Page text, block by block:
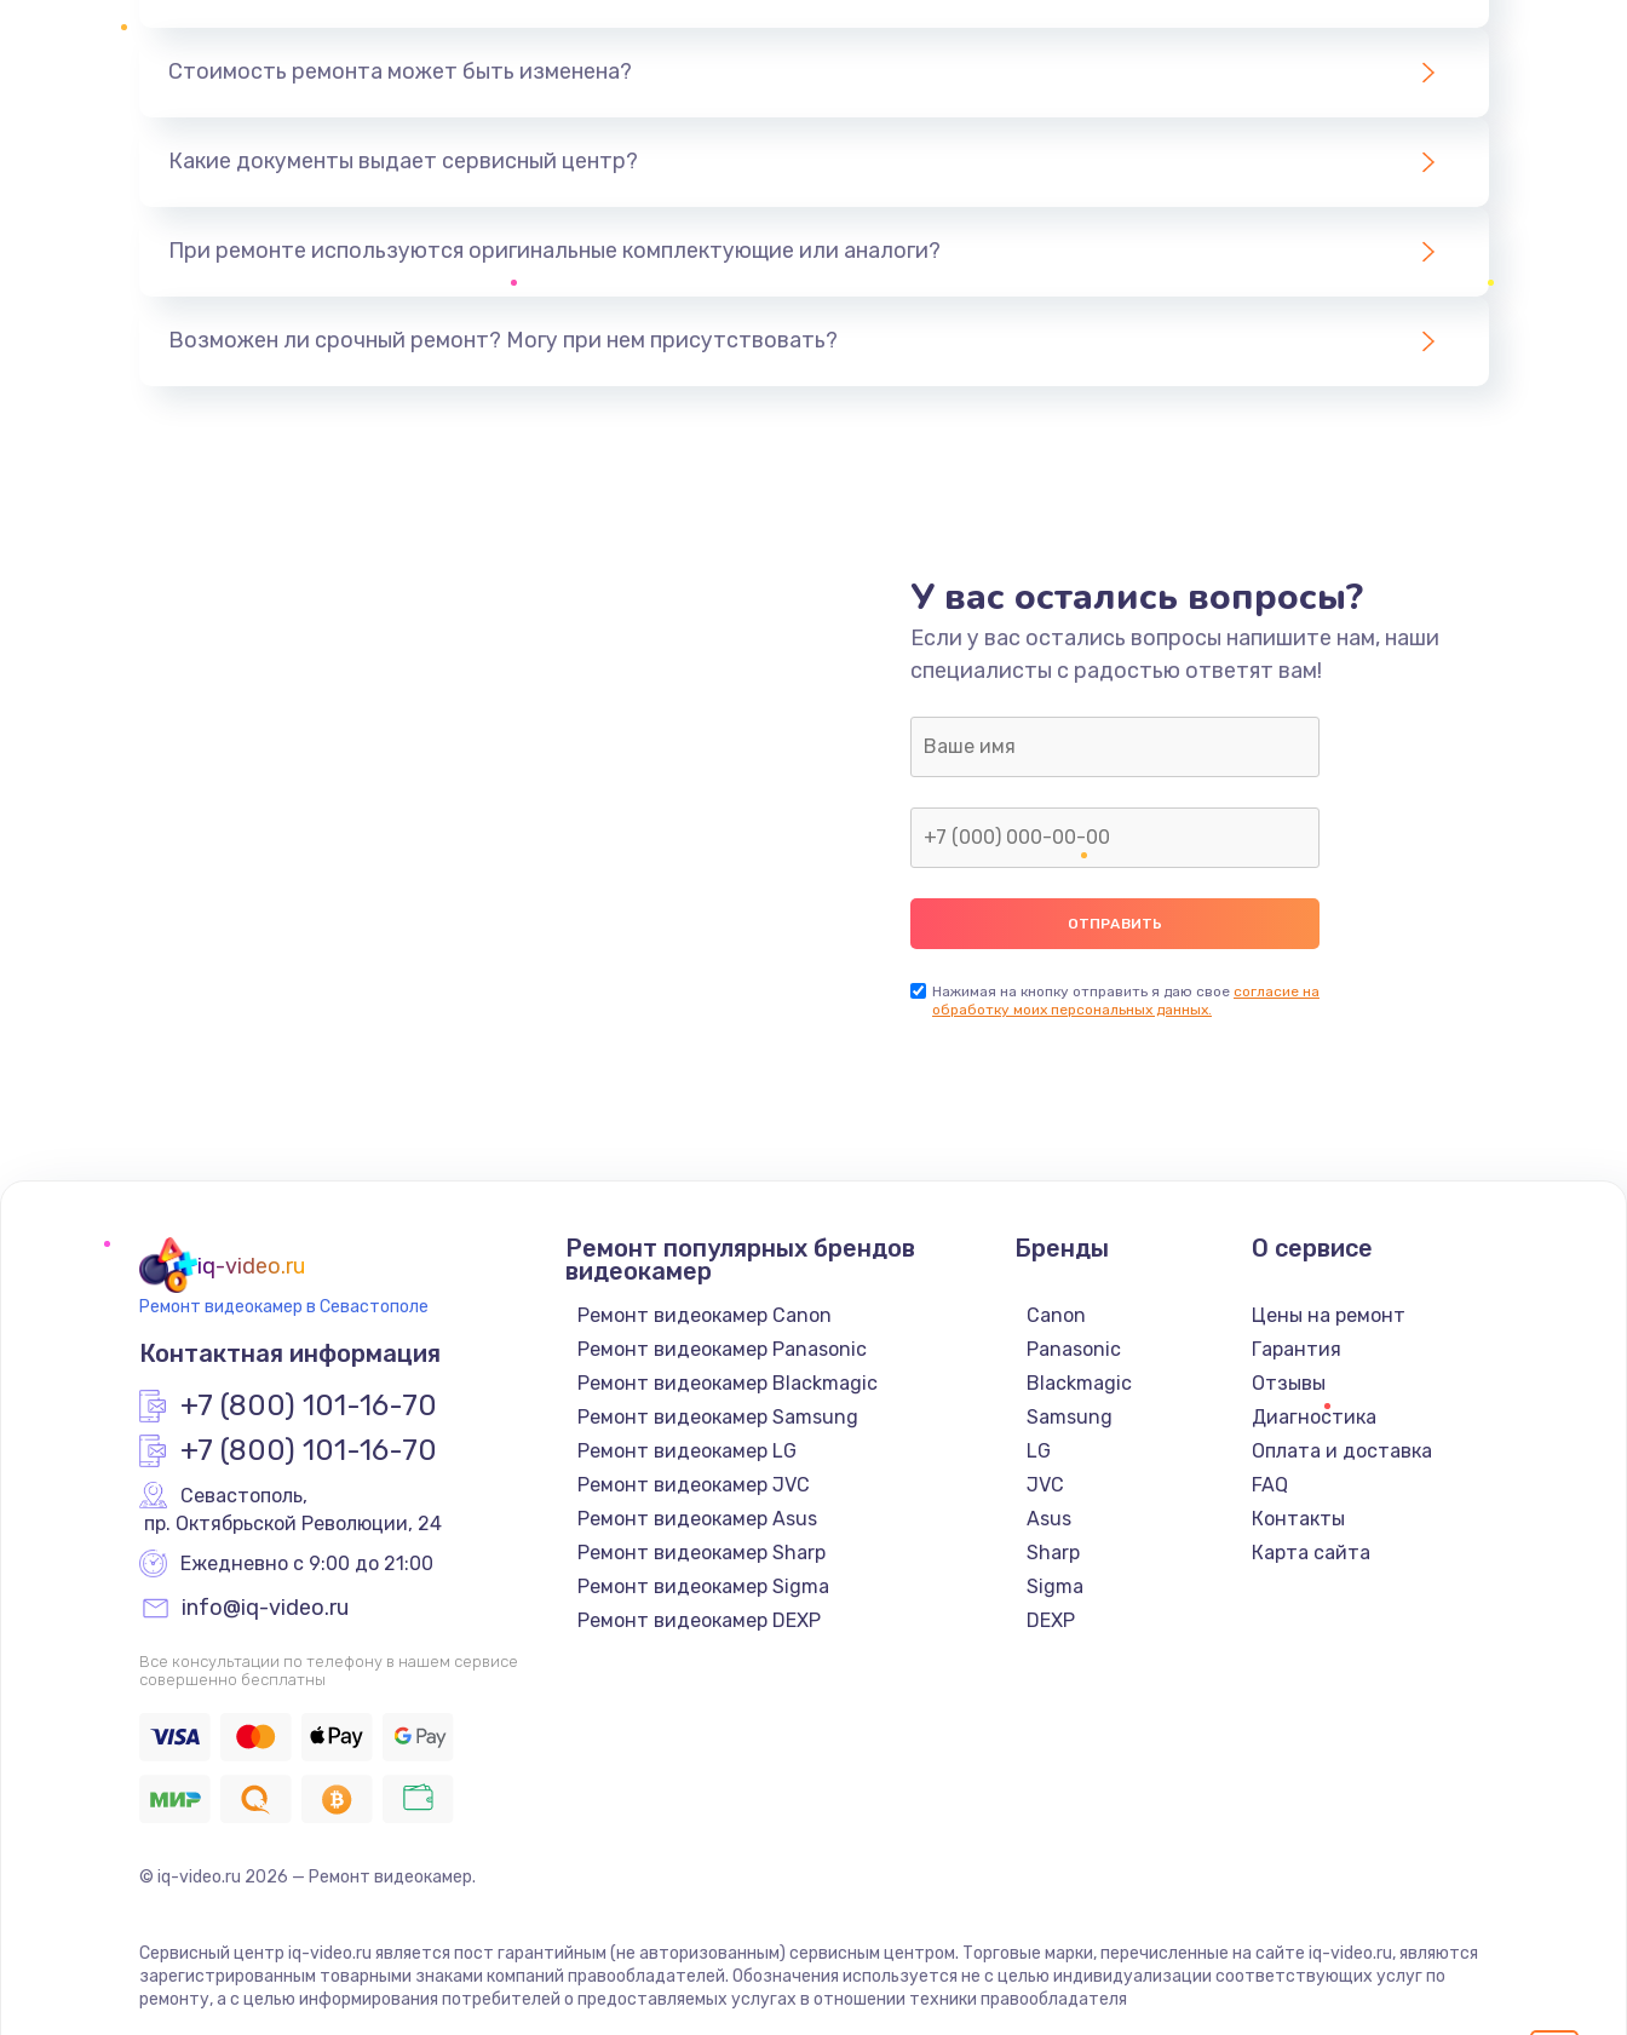
Стоимость ремонта может быть изменена?
Какие документы выдает сервисный центр?
При ремонте используются оригинальные комплектующие или аналоги?
Возможен ли срочный ремонт? Могу при нем присутствовать?
У вас остались вопросы?
Если у вас остались вопросы напишите нам, наши
специалисты с радостью ответят вам!
Нажимая на кнопку отправить я даю свое согласие на
обработку моих персональных данных.
iq-video.ru
Ремонт видеокамер в Севастополе
Контактная информация
+7 (800) 101-16-70
+7 (800) 101-16-70
Севастополь,
пр. Октябрьской Революции, 24
Ежедневно с 9:00 до 21:00
info@iq-video.ru
Все консультации по телефону в нашем сервисе
совершенно бесплатны
Ремонт популярных брендов
видеокамер
Ремонт видеокамер Canon
Ремонт видеокамер Panasonic
Ремонт видеокамер Blackmagic
Ремонт видеокамер Samsung
Ремонт видеокамер LG
Ремонт видеокамер JVC
Ремонт видеокамер Asus
Ремонт видеокамер Sharp
Ремонт видеокамер Sigma
Ремонт видеокамер DEXP
Бренды
Canon
Panasonic
Blackmagic
Samsung
LG
JVC
Asus
Sharp
Sigma
DEXP
О сервисе
Цены на ремонт
Гарантия
Отзывы
Диагностика
Оплата и доставка
FAQ
Контакты
Карта сайта
© iq-video.ru 2026 — Ремонт видеокамер.
Сервисный центр iq-video.ru является пост гарантийным (не авторизованным) сервисным центром. Торговые марки, перечисленные на сайте iq-video.ru, являются
зарегистрированным товарными знаками компаний правообладателей. Обозначения используется не с целью индивидуализации соответствующих услуг по
ремонту, а с целью информирования потребителей о предоставляемых услугах в отношении техники правообладателя